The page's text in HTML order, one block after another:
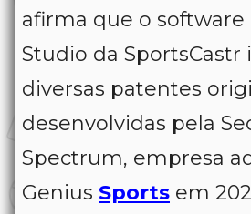
afirma que o software
Studio da SportsCastr
diversas patentes
desenvolvidas pela
Spectrum, empresa
Genius Sports em